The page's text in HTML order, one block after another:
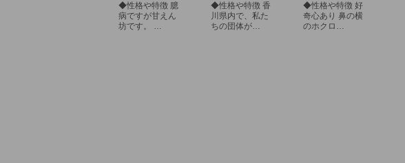
◆性格や特徴 臆
病ですが甘えん
坊です。 …
◆性格や特徴 香
川県内で、私た
ちの団体が…
◆性格や特徴 好
奇心あり 鼻の横
のホクロ…